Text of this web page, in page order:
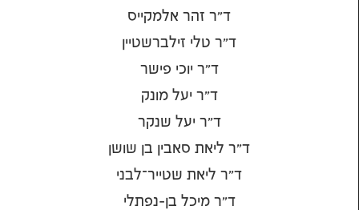
ד"ר זהר אלמקייס
ד"ר טלי זילברשטיין
ד"ר יוכי פישר
ד"ר יעל מונק
ד"ר יעל שנקר
ד"ר ליאת סאבין בן שושן
ד"ר ליאת שטייר־לבני
ד"ר מיכל בן-נפתלי